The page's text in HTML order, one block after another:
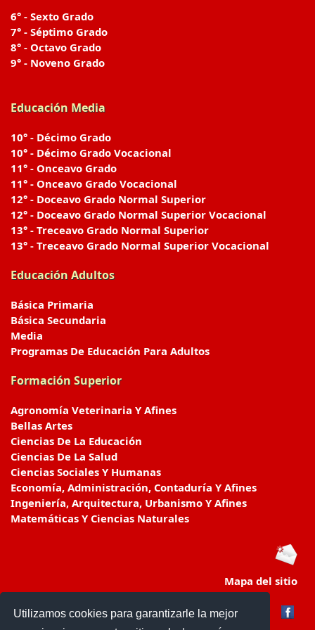
Utilizamos cookies para garantizarle la mejor
6° - Sexto Grado
7° - Séptimo Grado
8° - Octavo Grado
9° - Noveno Grado
Educación Media
10° - Décimo Grado
10° - Décimo Grado Vocacional
11° - Onceavo Grado
11° - Onceavo Grado Vocacional
12° - Doceavo Grado Normal Superior
12° - Doceavo Grado Normal Superior Vocacional
13° - Treceavo Grado Normal Superior
13° - Treceavo Grado Normal Superior Vocacional
Educación Adultos
Básica Primaria
Básica Secundaria
Media
Programas De Educación Para Adultos
Formación Superior
Agronomía Veterinaria Y Afines
Bellas Artes
Ciencias De La Educación
Ciencias De La Salud
Ciencias Sociales Y Humanas
Economía, Administración, Contaduría Y Afines
Ingeniería, Arquitectura, Urbanismo Y Afines
Matemáticas Y Ciencias Naturales
Mapa del sitio